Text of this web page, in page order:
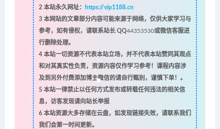
2本站永久网址：
https://vip1188.cn
3本网站的文章部分内容可能来源于网络，仅供大家学习与
参考，如有侵权，请联系站长 QQ44353530或微信客服进
行删除处理。
4本站一切资源不代表本站立场，并不代表本站赞同其观点
和对其真实性负责，资源内容仅作学习参考！课程内容涉
及到另外付费添加博主微信的请自行甄别，谨慎下单！。
5本站一律禁止以任何方式发布或转载任何违法的相关信
息，访客发现请向站长举报
6本站资源大多存储在云盘，如发现链接失效，请联系我们
我们会第一时间更新。